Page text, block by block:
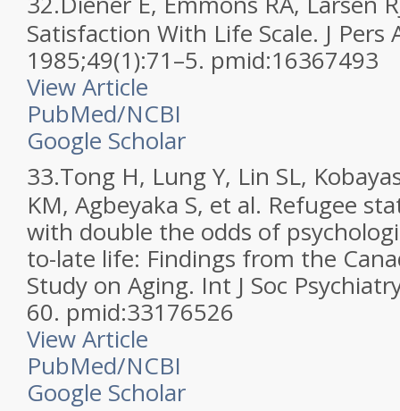
Satisfaction With Life Scale. J Pers
1985;49(1):71–5. pmid:16367493
View Article
PubMed/NCBI
Google Scholar
33.Tong H, Lung Y, Lin SL,
KM, Agbeyaka S, et al. Refugee
with double the odds of
to-late life: Findings from the
Study on Aging. Int J Soc
60. pmid:33176526
View Article
PubMed/NCBI
Google Scholar